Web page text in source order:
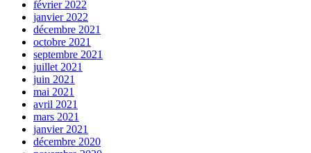
février 2022
janvier 2022
décembre 2021
octobre 2021
septembre 2021
juillet 2021
juin 2021
mai 2021
avril 2021
mars 2021
janvier 2021
décembre 2020